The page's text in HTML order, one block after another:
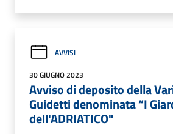
AVVISI
30 GIUGNO 2023
Avviso di deposito della
Guidetti denominata “I
dell'ADRIATICO"